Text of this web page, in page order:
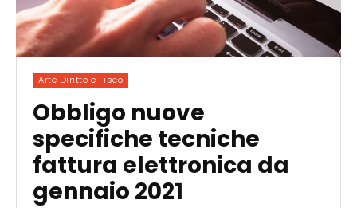
Arte Diritto e Fisco
Obbligo nuove
specifiche tecniche
fattura elettronica da
gennaio 2021